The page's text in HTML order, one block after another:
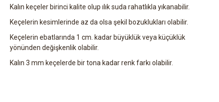
Kalın keçeler birinci kalite olup ılık suda rahatlıkla yıkanabilir.
Keçelerin kesimlerinde az da olsa şekil bozuklukları olabilir.
Keçelerin ebatlarında 1 cm. kadar büyüklük veya küçüklük
yönünden değişkenlik olabilir.
Kalın 3 mm keçelerde bir tona kadar renk farkı olabilir.